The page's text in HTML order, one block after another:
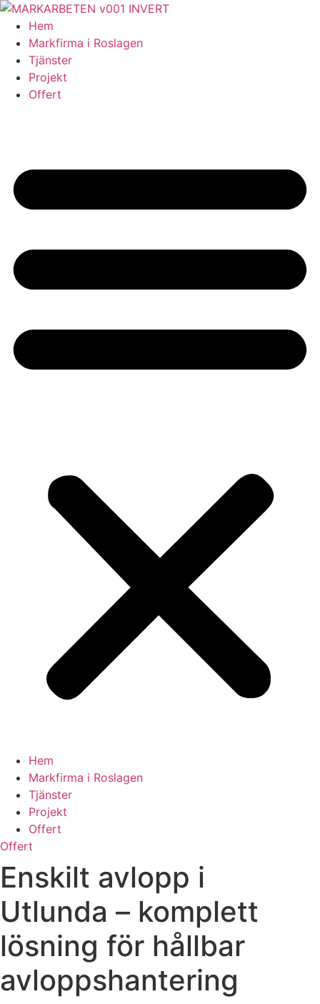
Skip
content
Hem
Markfirma i Roslagen
Tjänster
Projekt
Offert
Hem
Markfirma i Roslagen
Tjänster
Projekt
Offert
Offert
Enskilt avlopp i
Utlunda – komplett
lösning för hållbar
avloppshantering